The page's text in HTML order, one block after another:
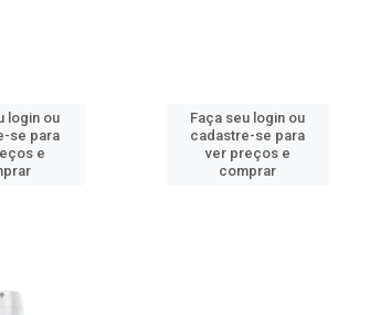
login ou
se para
e
Faça seu login ou
cadastre-se para
ver preços e
comprar